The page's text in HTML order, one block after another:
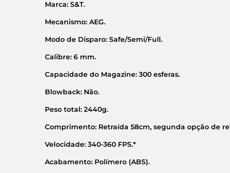
Marca: S&T.
Mecanismo: AEG.
Modo de Disparo: Safe/Semi/Full.
Calibre: 6 mm.
Capacidade do Magazine: 300 esferas.
Blowback: Não.
Peso total: 2440g.
Comprimento: Retraída 58cm, segunda opção de
Velocidade: 340-360 FPS.*
Acabamento: Polímero (ABS).